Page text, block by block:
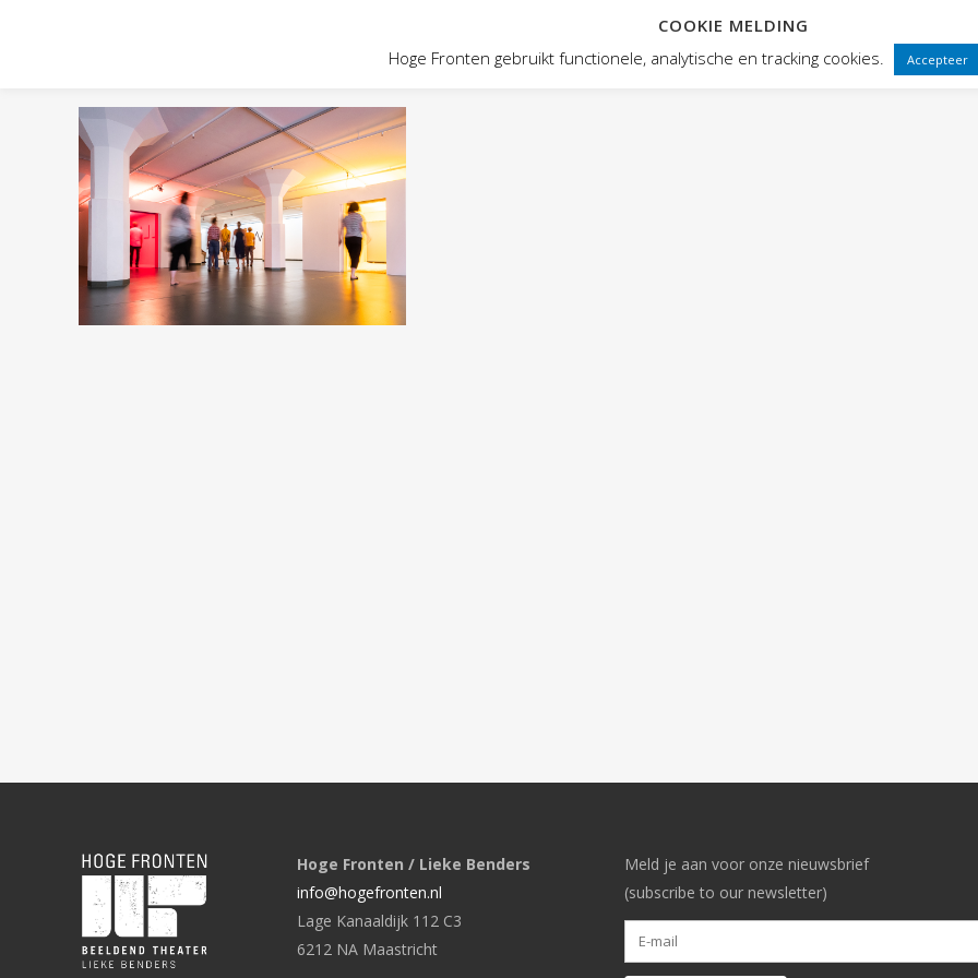
VOORSTELLINGEN PUBLIEKSWERKING
Hoge Fronten / Lieke Benders
info@hogefronten.nl
Lage Kanaaldijk 112 C3
6212 NA Maastricht
Meld je aan voor onze nieuwsbrief
(subscribe to our newsletter)
COOKIE MELDING
Hoge Fronten gebruikt functionele, analytische en tracking cookies.
Accepteer